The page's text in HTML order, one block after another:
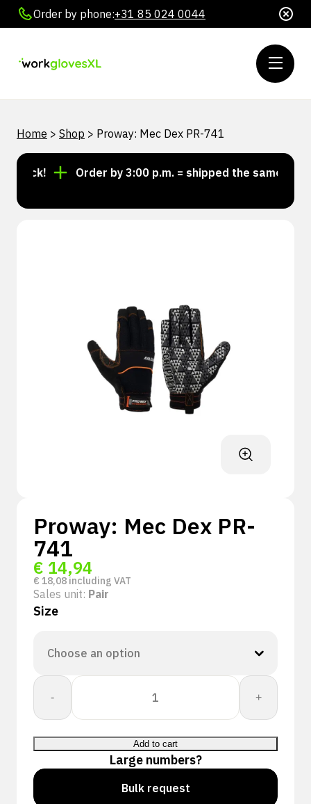
Order by phone:+31 85 024 0044
Home > Shop > Proway: Mec Dex PR-741
Order by 3:00 p.m. = shipped the same day
Proway: Mec Dex PR-
741
€ 14,94
€ 18,08 including VAT
Sales unit: Pair
Size
-
Proway:
Mec
Dex
PR-
741
quantity
+
Add to cart
Large numbers?
Bulk request